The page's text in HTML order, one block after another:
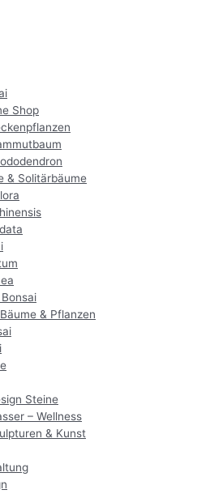
Shop
& Solitärbäume
& Pflanzen
Steine
– Wellness
& Kunst